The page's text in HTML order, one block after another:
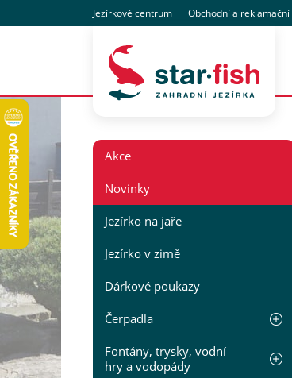
Jezírkové centrum Obchodnía reklamační
Akce
Novinky
Jezírko na jaře
Jezírko v zimě
Dárkové poukazy
Čerpadla
Fontány, trysky, vodní
hry a vodopády